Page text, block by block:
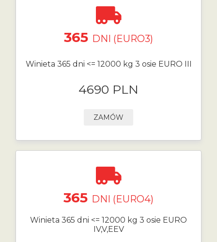
365 DNI (EURO3)
Winieta 365 dni <= 12000 kg 3 osie EURO III
4690 PLN
ZAMÓW
365 DNI (EURO4)
Winieta 365 dni <= 12000 kg 3 osie EURO
IV,V,EEV